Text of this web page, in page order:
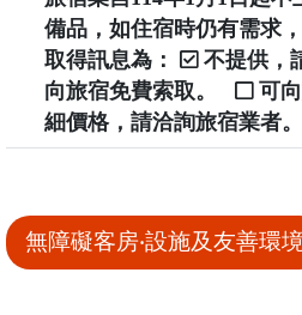
備品，如住宿時仍有需求，
取得訊息為：
不提供，
向旅宿免費索取。
可
細價格，請洽詢旅宿業者。
無障礙客房‧設施及友善環